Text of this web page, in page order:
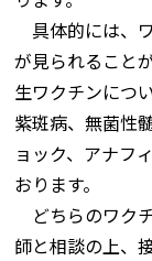
具体的には、
が見られること
生ワクチンにつ
紫斑病、無菌性
ョック、アナフ
おります。
どちらのワク
師と相談の上、